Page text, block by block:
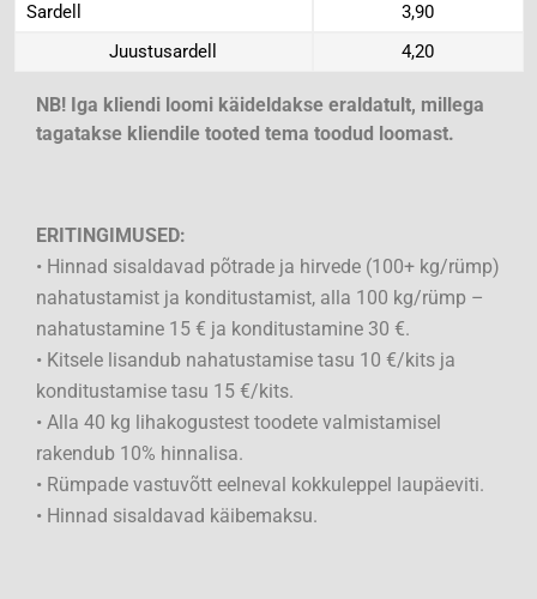
Sardell
3,90
Juustusardell
4,20
NB! Iga kliendi loomi käideldakse eraldatult, millega
tagatakse kliendile tooted tema toodud loomast.
ERITINGIMUSED:
• Hinnad sisaldavad põtrade ja hirvede (100+ kg/rümp)
nahatustamist ja konditustamist, alla 100 kg/rümp –
nahatustamine 15 € ja konditustamine 30 €.
• Kitsele lisandub nahatustamise tasu 10 €/kits ja
konditustamise tasu 15 €/kits.
• Alla 40 kg lihakogustest toodete valmistamisel
rakendub 10% hinnalisa.
• Rümpade vastuvõtt eelneval kokkuleppel laupäeviti.
• Hinnad sisaldavad käibemaksu.